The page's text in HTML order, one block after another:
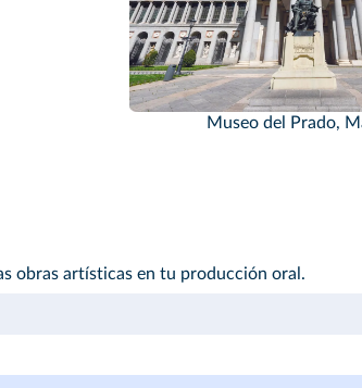
Museo del Prado,
obras artísticas en tu producción oral.